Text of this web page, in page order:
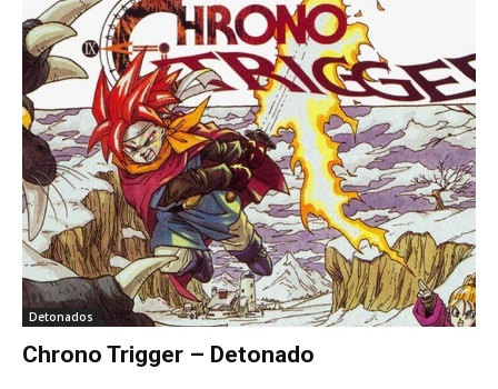
Detonados
Chrono Trigger – Detonado